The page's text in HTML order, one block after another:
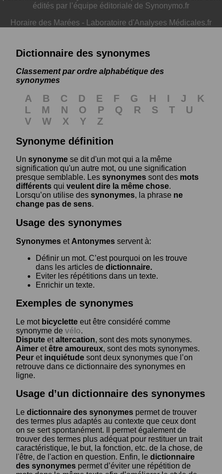
édités par l’équipe éditoriale de Synonymo.fr
Horaire des Marées - Laboratoire d'Analyses Médicales.fr
Dictionnaire des synonymes
Classement par ordre alphabétique des
synonymes
A B C D E F G H I J
K
L
M N O P Q R S T
U
V
W X Y
Z
Synonyme définition
Un synonyme se dit d'un mot qui a la même
signification qu'un autre mot, ou une signification
presque semblable. Les synonymes sont des mots
différents qui veulent dire la même chose.
Lorsqu’on utilise des synonymes, la phrase ne
change pas de sens.
Usage des synonymes
Synonymes et Antonymes servent à:
Définir un mot. C’est pourquoi on les trouve
dans les articles de dictionnaire.
Eviter les répétitions dans un texte.
Enrichir un texte.
Exemples de synonymes
Le mot bicyclette eut être considéré comme
synonyme de vélo.
Dispute etaltercation, sont des mots synonymes.
Aimer etêtre amoureux, sont des mots synonymes.
Peur et inquiétude sont deux synonymes que l’on
retrouve dans ce dictionnaire des synonymes en
ligne.
Usage d’un dictionnaire des synonymes
Le dictionnaire des synonymes permet de trouver
des termes plus adaptés au contexte que ceux dont
on se sert spontanément. Il permet également de
trouver des termes plus adéquat pour restituer un trait
caractéristique, le but, la fonction, etc. de la chose, de
l'être, de l'action en question. Enfin, le dictionnaire
des synonymes permet d’éviter une répétition de